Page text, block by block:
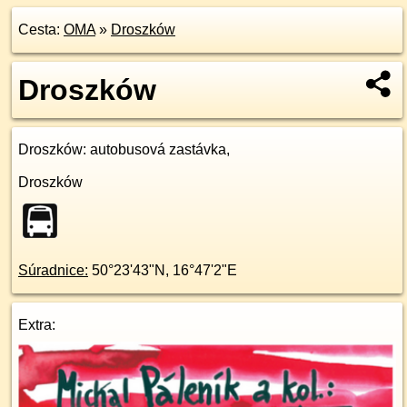
Cesta: OMA» Droszków
Droszków
Droszków: autobusová zastávka,
Droszków
Súradnice: 50°23'43"N , 16°47'2"E
Extra: